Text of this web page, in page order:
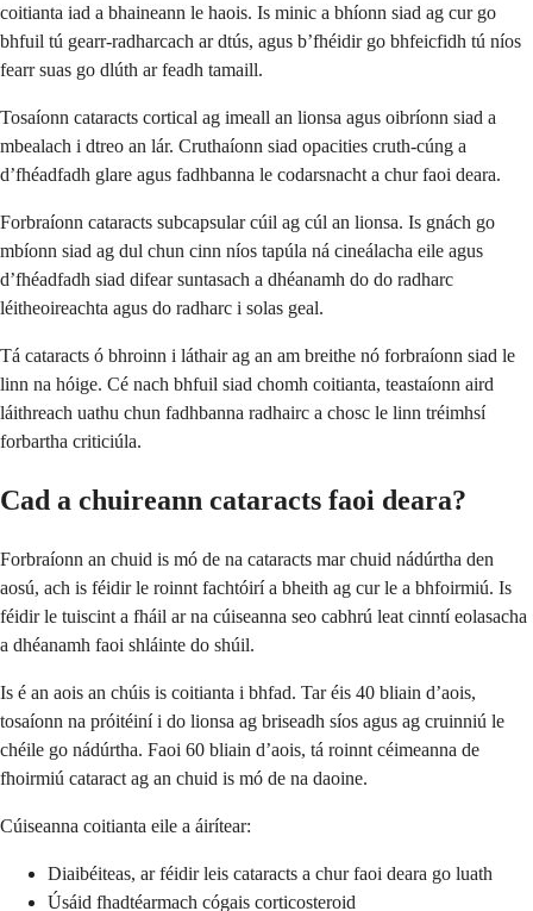
coitianta iad a bhaineann le haois. Is minic a bhíonn siad ag cur go
bhfuil tú gearr-radharcach ar dtús, agus b’fhéidir go bhfeicfidh tú níos
fearr suas go dlúth ar feadh tamaill.
Tosaíonn cataracts cortical ag imeall an lionsa agus oibríonn siad a
mbealach i dtreo an lár. Cruthaíonn siad opacities cruth-cúng a
d’fhéadfadh glare agus fadhbanna le codarsnacht a chur faoi deara.
Forbraíonn cataracts subcapsular cúil ag cúl an lionsa. Is gnách go
mbíonn siad ag dul chun cinn níos tapúla ná cineálacha eile agus
d’fhéadfadh siad difear suntasach a dhéanamh do do radharc
léitheoireachta agus do radharc i solas geal.
Tá cataracts ó bhroinn i láthair ag an am breithe nó forbraíonn siad le
linn na hóige. Cé nach bhfuil siad chomh coitianta, teastaíonn aird
láithreach uathu chun fadhbanna radhairc a chosc le linn tréimhsí
forbartha criticiúla.
Cad a chuireann cataracts faoi deara?
Forbraíonn an chuid is mó de na cataracts mar chuid nádúrtha den
aosú, ach is féidir le roinnt fachtóirí a bheith ag cur le a bhfoirmiú. Is
féidir le tuiscint a fháil ar na cúiseanna seo cabhrú leat cinntí eolasacha
a dhéanamh faoi shláinte do shúil.
Is é an aois an chúis is coitianta i bhfad. Tar éis 40 bliain d’aois,
tosaíonn na próitéiní i do lionsa ag briseadh síos agus ag cruinniú le
chéile go nádúrtha. Faoi 60 bliain d’aois, tá roinnt céimeanna de
fhoirmiú cataract ag an chuid is mó de na daoine.
Cúiseanna coitianta eile a áirítear:
Diaibéiteas, ar féidir leis cataracts a chur faoi deara go luath
Úsáid fhadtéarmach cógais corticosteroid